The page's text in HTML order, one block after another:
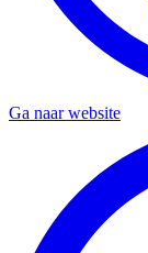
Ga naar website